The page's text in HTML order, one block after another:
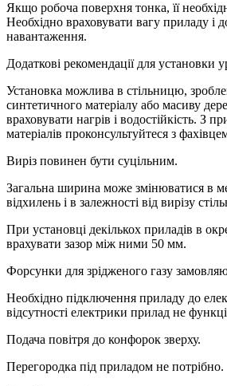
Якщо робоча поверхня тонка, її
Необхідно враховувати вагу приладу і
навантаження.
Додаткові рекомендації для установки
Установка можлива в стільницю,
синтетичного матеріалу або масиву
враховувати нагрів і водостійкість. З
матеріалів проконсультуйтеся з
Виріз повинен бути суцільним.
Загальна ширина може змінюватися в
відхилень і в залежності від вирізу
При установці декількох приладів в
врахувати зазор між ними 50 мм.
Форсунки для зрідженого газу
Необхідно підключення приладу до
відсутності електрики прилад не
Подача повітря до конфорок зверху.
Перегородка під приладом не потрібно.